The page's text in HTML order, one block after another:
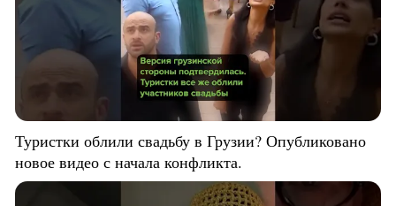
Туристки облили свадьбу в Грузии? Опубликовано
новое видео с начала конфликта.